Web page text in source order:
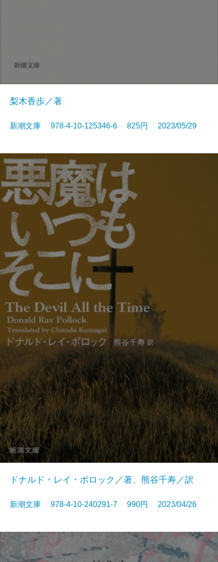
梨木香歩／著
新潮文庫 978-4-10-125346-6 825円 2023/05/29
ドナルド・レイ・ポロック／著、熊谷千寿／訳
新潮文庫 978-4-10-240291-7 990円 2023/04/26